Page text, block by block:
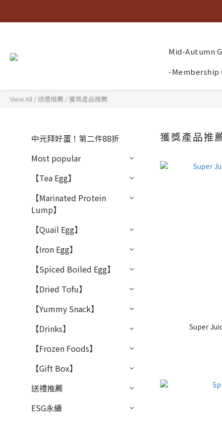
Mid-Autumn
-Membership
View All / 送禮推薦 /獲獎產品推薦
中元拜好蛋！第二件88折
Most popular
【Tea Egg】
【Marinated Protein
Lump】
【Quail Egg】
【Iron Egg】
【Spiced Boiled Egg】
【Dried Tofu】
【Yummy Snack】
【Drinks】
【Frozen Foods】
【Gift Box】
送禮推薦
ESG永續
獲獎產品推
Super